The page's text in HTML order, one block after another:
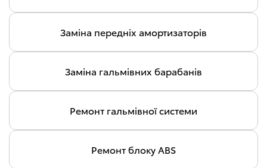
Заміна передніх амортизаторів
Заміна гальмівних барабанів
Ремонт гальмівної системи
Ремонт блоку ABS